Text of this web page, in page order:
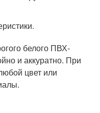
белого ПВХ-
и аккуратно. При
цвет или